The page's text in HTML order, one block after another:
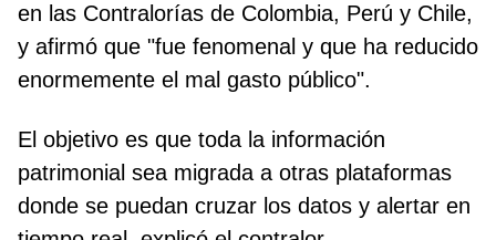
en las Contralorías de Colombia, Perú y Chile,
y afirmó que "fue fenomenal y que ha reducido
enormemente el mal gasto público".
El objetivo es que toda la información
patrimonial sea migrada a otras plataformas
donde se puedan cruzar los datos y alertar en